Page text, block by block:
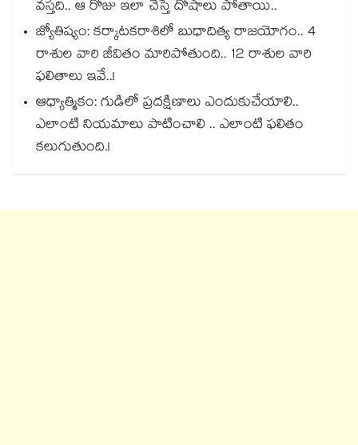
వస్తది.. ఆ రోజు ఇలా చేస్తే దోషాలు పోతాయి..
జ్యోతిష్యం: కర్కాటకరాశిలో బుధాదిత్య రాజయోగం.. 4
రాశుల వారి జీవితం మారిపోతుంది.. 12 రాశుల వారి
ఫలితాలు ఇవే..!
ఆధ్యాత్మికం: గుడిలో ప్రదక్షిణాలు ఎందుకుచేయాలి..
ఎలాంటి నియమాలు పాటించాలి .. ఎలాంటి ఫలితం
కలుగుతుంది.!